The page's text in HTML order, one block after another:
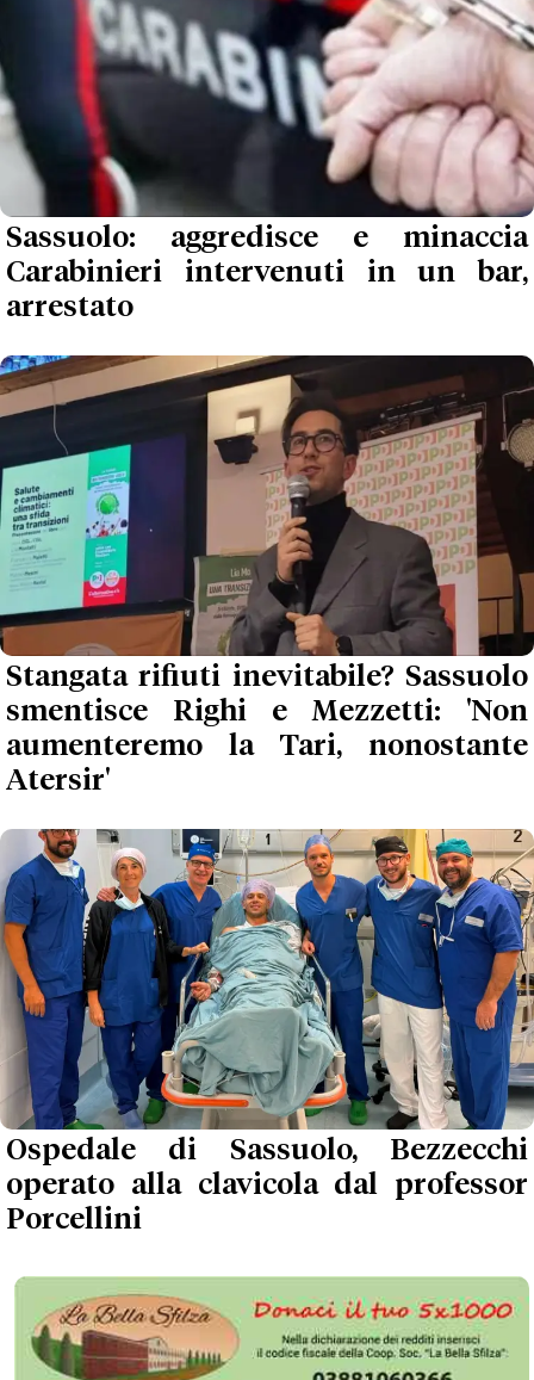
Sassuolo: aggredisce e minaccia
Carabinieri intervenuti in un bar,
arrestato
Stangata rifiuti inevitabile? Sassuolo
smentisce Righi e Mezzetti: 'Non
aumenteremo la Tari, nonostante
Atersir'
Ospedale di Sassuolo, Bezzecchi
operato alla clavicola dal professor
Porcellini